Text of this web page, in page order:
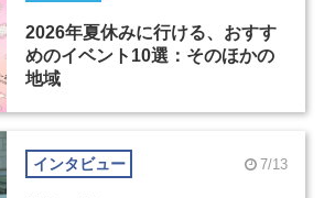
2026年夏休みに行ける、おすす
めのイベント10選：そのほかの
地域
インタビュー 7/13